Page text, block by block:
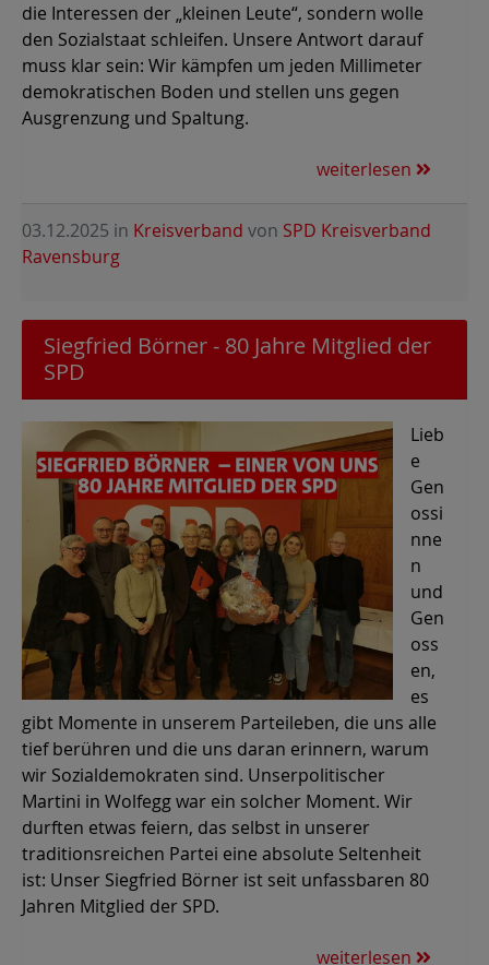
die Interessen der „kleinen Leute“, sondern wolle
den Sozialstaat schleifen. Unsere Antwort darauf
muss klar sein: Wir kämpfen um jeden Millimeter
demokratischen Boden und stellen uns gegen
Ausgrenzung und Spaltung.
weiterlesen
03.12.2025 in Kreisverband von SPD Kreisverband
Ravensburg
Siegfried Börner - 80 Jahre Mitglied der
SPD
Lieb
e
Gen
ossi
nne
n
und
Gen
oss
en,
es
gibt Momente in unserem Parteileben, die uns alle
tief berühren und die uns daran erinnern, warum
wir Sozialdemokraten sind. Unserpolitischer
Martini in Wolfegg war ein solcher Moment. Wir
durften etwas feiern, das selbst in unserer
traditionsreichen Partei eine absolute Seltenheit
ist: Unser Siegfried Börner ist seit unfassbaren 80
Jahren Mitglied der SPD.
weiterlesen